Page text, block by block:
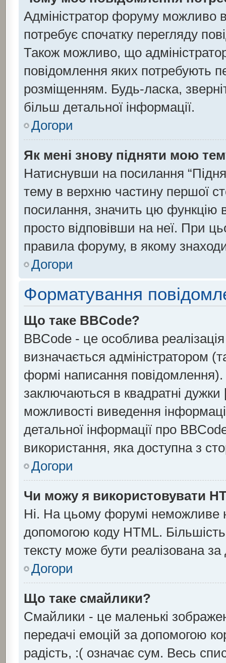
Адміністратор форуму
потребує спочатку перегляду
Також можливо, що
повідомлення яких потребують
розміщенням. Будь-ласка,
більш детальної інформації.
Догори
Як мені знову підняти мою
Натиснувши на посилання
тему в верхню частину першої
посилання, значить цю функцію
просто відповівши на неї. При
правила форуму, в якому
Догори
Форматування
Що таке BBCode?
BBCode - це особлива
визначається адміністратором
формі написання
заключаються в квадратні дужки
можливості виведення
детальної інформації про
використання, яка доступна з
Догори
Чи можу я використовувати
Ні. На цьому форумі неможливе
допомогою коду HTML.
тексту може бути реалізована
Догори
Що таке смайлики?
Смайлики - це маленькі
передачі емоцій за допомогою
радість, :( означає сум. Весь